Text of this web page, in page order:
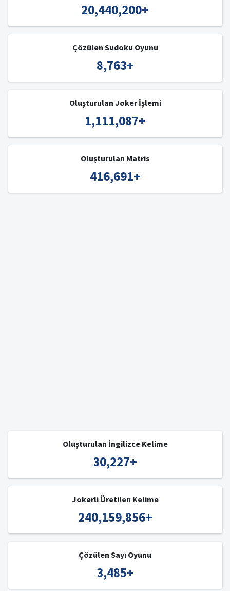
20,440,200+
Çözülen Sudoku Oyunu
8,763+
Oluşturulan Joker İşlemi
1,111,087+
Oluşturulan Matris
416,691+
Oluşturulan İngilizce Kelime
30,227+
Jokerli Üretilen Kelime
240,159,856+
Çözülen Sayı Oyunu
3,485+